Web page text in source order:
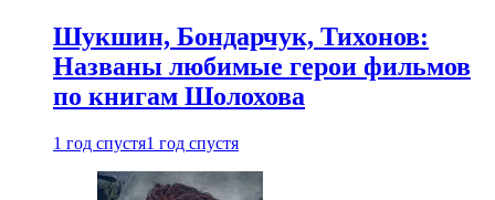
Шукшин, Бондарчук, Тихонов:
Названы любимые герои фильмов
по книгам Шолохова
1 год спустя1 год спустя